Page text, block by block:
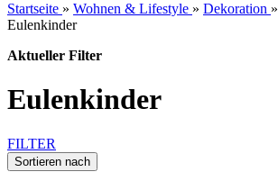
Startseite » Wohnen & Lifestyle » Dekoration »
Eulenkinder
Aktueller Filter
Eulenkinder
FILTER
Sortieren nach